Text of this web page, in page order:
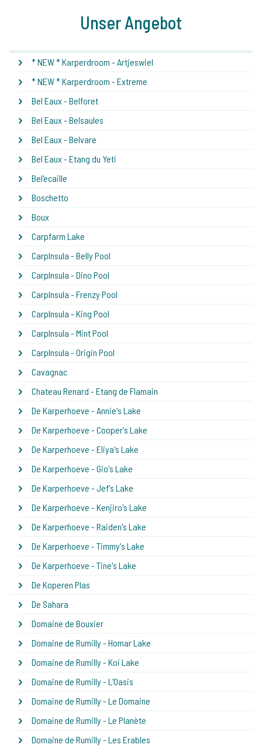
Unser Angebot
* NEW * Karperdroom - Artjeswiel
* NEW * Karperdroom - Extreme
Bel Eaux - Belforet
Bel Eaux - Belsaules
Bel Eaux - Belvare
Bel Eaux - Etang du Yeti
Bel'ecaille
Boschetto
Boux
Carpfarm Lake
CarpInsula - Belly Pool
CarpInsula - Dino Pool
CarpInsula - Frenzy Pool
CarpInsula - King Pool
CarpInsula - Mint Pool
CarpInsula - Origin Pool
Cavagnac
Chateau Renard - Etang de Flamain
De Karperhoeve - Annie's Lake
De Karperhoeve - Cooper's Lake
De Karperhoeve - Eliya's Lake
De Karperhoeve - Gio's Lake
De Karperhoeve - Jef's Lake
De Karperhoeve - Kenjiro's Lake
De Karperhoeve - Raiden's Lake
De Karperhoeve - Timmy's Lake
De Karperhoeve - Tine's Lake
De Koperen Plas
De Sahara
Domaine de Bouxier
Domaine de Rumilly - Homar Lake
Domaine de Rumilly - Koi Lake
Domaine de Rumilly - L'Oasis
Domaine de Rumilly - Le Domaine
Domaine de Rumilly - Le Planète
Domaine de Rumilly - Les Erables